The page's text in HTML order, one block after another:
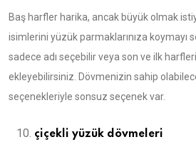
Baş harfler harika, ancak büyük olmak
isimlerini yüzük parmaklarınıza koymayı
sadece adı seçebilir veya son ve ilk
ekleyebilirsiniz. Dövmenizin sahip
seçenekleriyle sonsuz seçenek var.
çiçekli yüzük dövmeleri